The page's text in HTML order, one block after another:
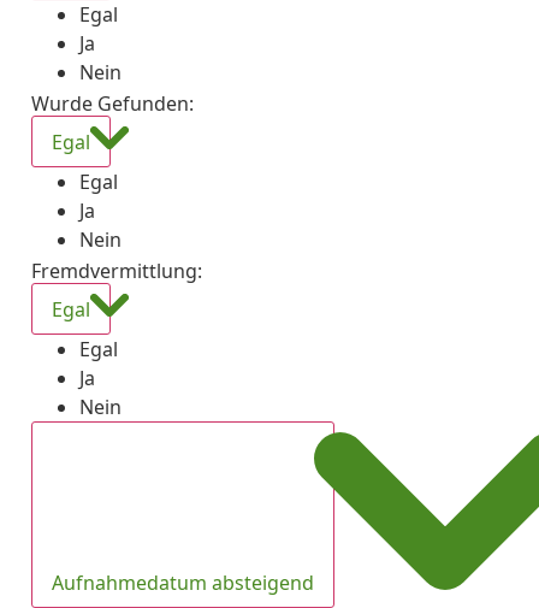
Egal
Ja
Nein
Wurde Gefunden:
Egal
Egal
Ja
Nein
Fremdvermittlung:
Egal
Egal
Ja
Nein
Aufnahmedatum absteigend